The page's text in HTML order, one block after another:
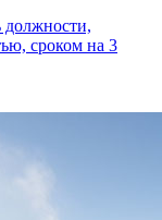
должности,
сроком на 3